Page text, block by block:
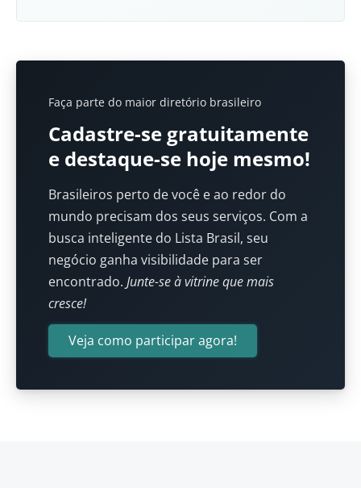
Faça parte do maior diretório brasileiro
Cadastre-se gratuitamente
e destaque-se hoje mesmo!
Brasileiros perto de você e ao redor do
mundo precisam dos seus serviços. Com a
busca inteligente do Lista Brasil, seu
negócio ganha visibilidade para ser
encontrado. Junte-se à vitrine que mais
cresce!
Veja como participar agora!